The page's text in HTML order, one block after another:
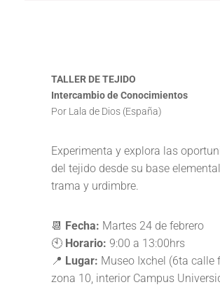
TALLER DE TEJIDO
Intercambio de Conocimientos
Por Lala de Dios (España)
Experimenta y explora las
del tejido desde su base
trama y urdimbre.
📆 Fecha: Martes 24 de febrero
🕙 Horario: 9:00 a 13:00hrs
📍 Lugar: Museo Ixchel (6ta calle
zona 10, interior Campus